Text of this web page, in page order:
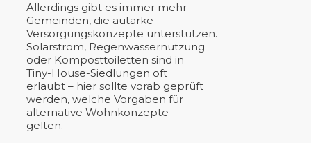
Allerdings gibt es immer mehr
Gemeinden, die autarke
Versorgungskonzepte unterstützen.
Solarstrom, Regenwassernutzung
oder Komposttoiletten sind in
Tiny-House-Siedlungen oft
erlaubt – hier sollte vorab geprüft
werden, welche Vorgaben für
alternative Wohnkonzepte
gelten.